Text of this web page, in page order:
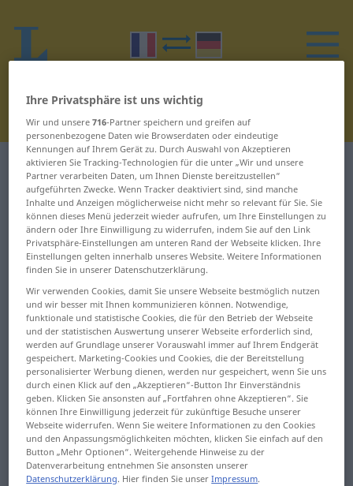
Französisch-Deutsch Wörterbuch H 19
Wörter auf Französisch, die mit
H beginnen – HTML ... humain
HTML
hublot
huche
Hudson
hue
huer
Hugo
huilé
huis clos
Huisne
huisserie
huissier
huit
huitaine
Ihre Privatsphäre ist uns wichtig
Wir und unsere716-Partner speichern und greifen auf
personenbezogene Daten wie Browserdaten oder eindeutige
Kennungen auf Ihrem Gerät zu. Durch Auswahl von Akzeptieren
aktivieren Sie Tracking-Technologien für die unter „Wir und unsere
Partner verarbeiten Daten, um Ihnen Dienste bereitzustellen“
aufgeführten Zwecke. Wenn Tracker deaktiviert sind, sind manche
Inhalte und Anzeigen möglicherweise nicht mehr so relevant für Sie. Sie
können dieses Menü jederzeit wieder aufrufen, um Ihre Einstellungen zu
ändern oder Ihre Einwilligung zu widerrufen, indem Sie auf den Link
Privatsphäre-Einstellungen am unteren Rand der Webseite klicken. Ihre
Einstellungen gelten innerhalb unseres Website. Weitere Informationen
finden Sie in unserer Datenschutzerklärung.
Wir verwenden Cookies, damit Sie unsere Webseite bestmöglich nutzen
und wir besser mit Ihnen kommunizieren können. Notwendige,
funktionale und statistische Cookies, die für den Betrieb der Webseite
und der statistischen Auswertung unserer Webseite erforderlich sind,
werden auf Grundlage unserer Vorauswahl immer auf Ihrem Endgerät
gespeichert. Marketing-Cookies und Cookies, die der Bereitstellung
personalisierter Werbung dienen, werden nur gespeichert, wenn Sie uns
durch einen Klick auf den „Akzeptieren“-Button Ihr Einverständnis
geben. Klicken Sie ansonsten auf „Fortfahren ohne Akzeptieren“. Sie
können Ihre Einwilligung jederzeit für zukünftige Besuche unserer
Webseite widerrufen. Wenn Sie weitere Informationen zu den Cookies
und den Anpassungsmöglichkeiten möchten, klicken Sie einfach auf den
Button „Mehr Optionen“. Weitergehende Hinweise zu der
Datenverarbeitung entnehmen Sie ansonsten unserer
Datenschutzerklärung. Hier finden Sie unserImpressum.